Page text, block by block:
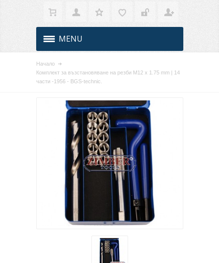
MENU
Начало
Комплект за възстановяване на резби M12 x 1.75 mm | 14
части -1956 - BGS-technic.